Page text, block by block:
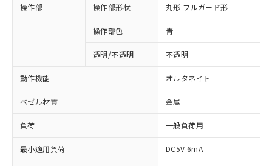
操作部 操作部形状 丸形 フルガード形
操作部色 青
透明/不透明 不透明
動作機能 オルタネイト
ベゼル材質 金属
負荷 一般負荷用
最小適用負荷 DC5V 6mA